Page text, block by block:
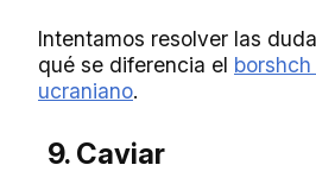
Intentamos resolver las
qué se diferencia el
ucraniano.
9. Caviar